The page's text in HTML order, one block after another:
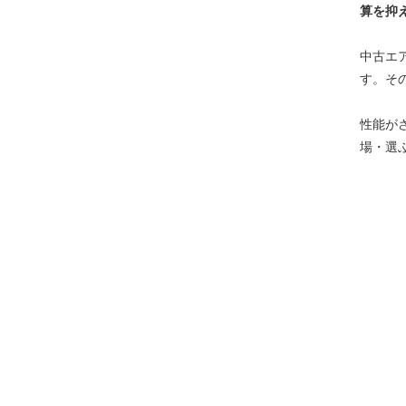
算を抑
中古エ
す。そ
性能が
場・選